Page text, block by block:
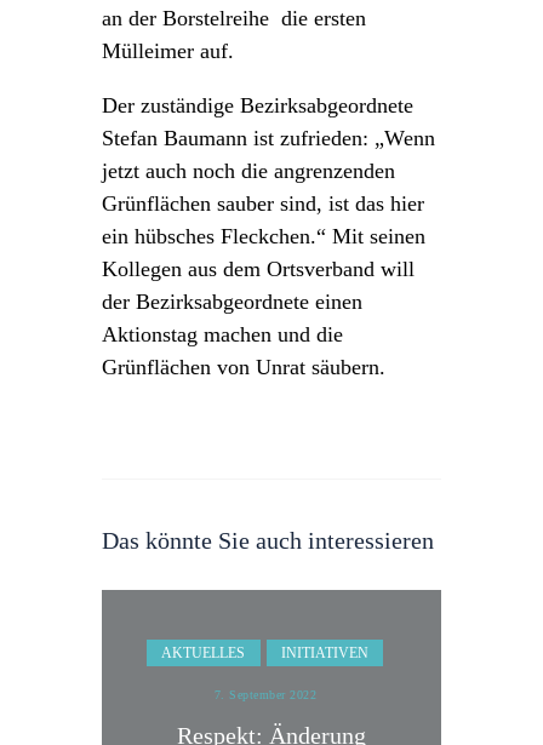
an der Borstelreihe die ersten
Mülleimer auf.
Der zuständige Bezirksabgeordnete
Stefan Baumann ist zufrieden: „Wenn
jetzt auch noch die angrenzenden
Grünflächen sauber sind, ist das hier
ein hübsches Fleckchen.“ Mit seinen
Kollegen aus dem Ortsverband will
der Bezirksabgeordnete einen
Aktionstag machen und die
Grünflächen von Unrat säubern.
Das könnte Sie auch interessieren
AKTUELLES INITIATIVEN
7. September 2022
Respekt: Änderung